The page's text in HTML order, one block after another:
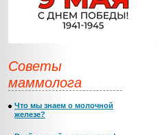
Советы
маммолога
Что мы знаем о молочной
железе?